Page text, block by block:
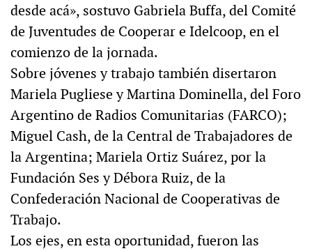
desde acá», sostuvo Gabriela Buffa, del Comité
de Juventudes de Cooperar e Idelcoop, en el
comienzo de la jornada.
Sobre jóvenes y trabajo también disertaron
Mariela Pugliese y Martina Dominella, del Foro
Argentino de Radios Comunitarias (FARCO);
Miguel Cash, de la Central de Trabajadores de
la Argentina; Mariela Ortiz Suárez, por la
Fundación Ses y Débora Ruiz, de la
Confederación Nacional de Cooperativas de
Trabajo.
Los ejes, en esta oportunidad, fueron las